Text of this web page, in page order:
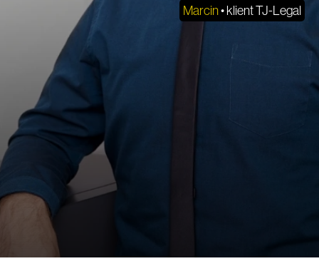
Marcin• klient TJ-Legal